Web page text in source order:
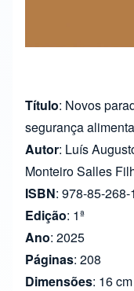
Título: Novos
segurança
Autor: Luís
Monteiro Salles
ISBN: 978-85-
Edição: 1ª
Ano: 2025
Páginas: 208
Dimensões: 16